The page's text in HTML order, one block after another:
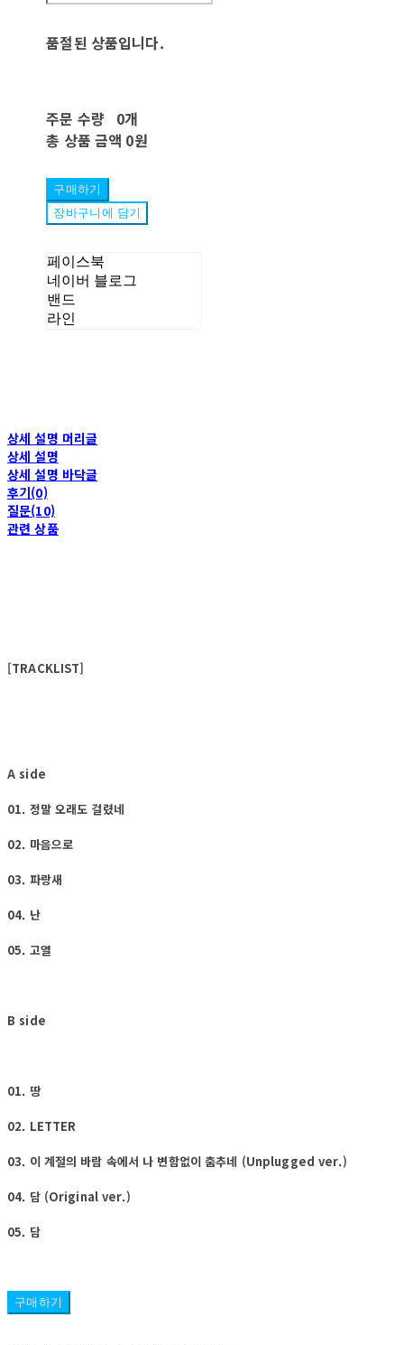
품절된 상품입니다.
주문 수량 0개
총 상품 금액 0원
구매하기
장바구니에 담기
페이스북
네이버 블로그
밴드
라인
상세 설명 머리글
상세 설명
상세 설명 바닥글
후기(0)
질문(10)
관련 상품
[TRACKLIST]
A side
01. 정말 오래도 걸렸네
02. 마음으로
03. 파랑새
04. 난
05. 고열
B side
01. 땅
02. LETTER
03. 이 계절의 바람 속에서 나 변함없이 춤추네 (Unplugged ver.)
04. 담 (Original ver.)
05. 담
구매하기